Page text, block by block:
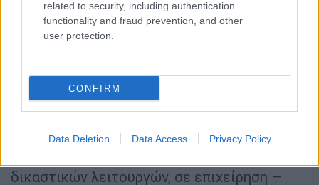
related to security, including authentication
functionality and fraud prevention, and other
user protection.
CONFIRM
Data Deletion Data Access Privacy Policy
Κορίνθου, σε όχημα όπου επέβαιναν ο
36χρονος Έλληνας με τη 37χρονη,
κάνναβης, συνολικού βάρους -16,882-
γραμμάρια, οι οποίες ήταν επιμελώς
κρυμμένες σε διάφορα μέρη αυτού.
Στη συνέχεια σε έρευνα που
δικαστικών λειτουργών, σε επιχείρηση –